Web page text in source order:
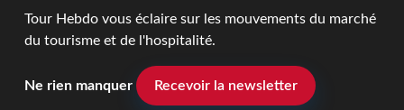
Tour Hebdo vous éclaire sur les mouvements du marché
du tourisme et de l'hospitalité.
Ne rien manquer Recevoir la newsletter